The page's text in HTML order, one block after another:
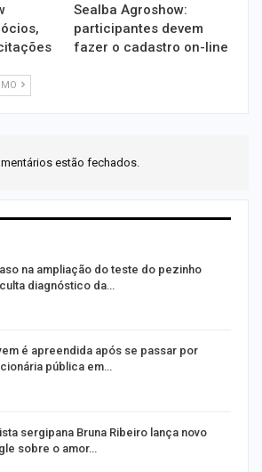
Sealba Agroshow:
participantes devem
fazer o cadastro on-line
estão fechados.
na ampliação do teste do pezinho
diagnóstico da…
é apreendida após se passar por
pública em…
sergipana Bruna Ribeiro lança novo
sobre o amor…